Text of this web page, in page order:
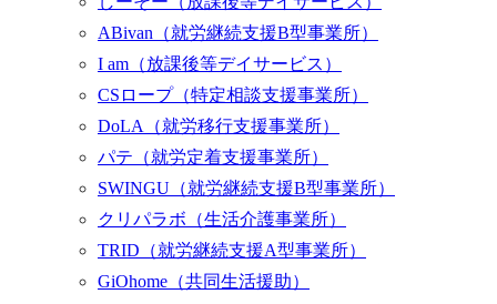
ABivan （就労継続支援B型事業所）
I am （放課後等デイサービス）
CSロープ（特定相談支援事業所）
DoLA
（就労移行支援事業所）
パテ （就労定着支援事業所）
SWINGU （就労継続支援B型事業所）
クリパラボ （生活介護事業所）
TRID （就労継続支援A型事業所）
GiOhome （共同生活援助）